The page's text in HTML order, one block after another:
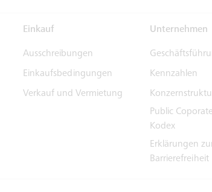
Einkauf
Ausschreibungen
Einkaufsbedingungen
Verkauf und Vermietung
Unternehmen
Kennzahlen
Public
Kodex
Erklärungen
Barrierefreiheit